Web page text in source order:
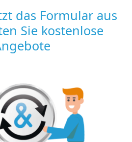
das Formular aus
Sie kostenlose